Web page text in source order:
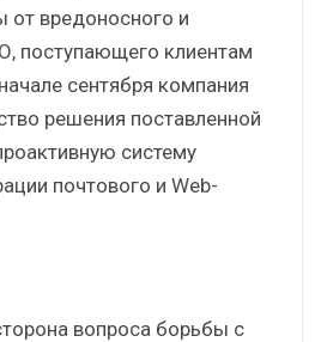
вредоносного и
поступающего клиентам
сентября компания
решения поставленной
систему
почтового и Web-
вопроса борьбы с